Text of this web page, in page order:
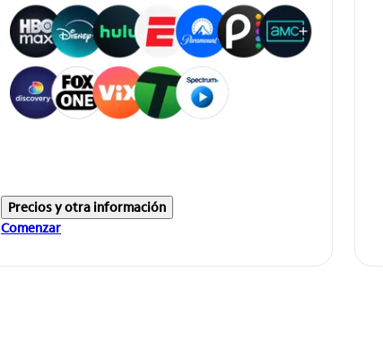
Precios y otra información
Comenzar